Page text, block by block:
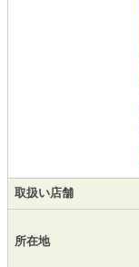
取扱い店舗
所在地